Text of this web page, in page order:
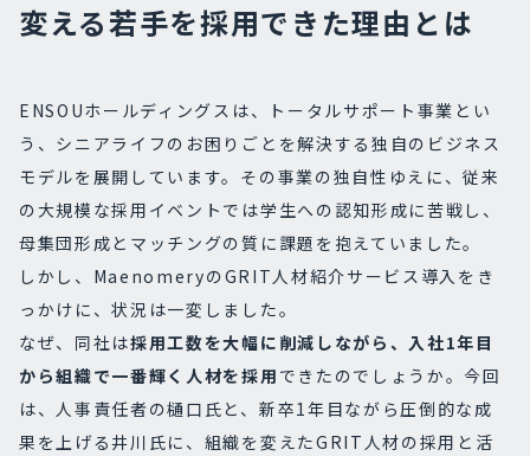
変える若手を採用できた理由とは
ENSOUホールディングスは、トータルサポート事業とい
う、シニアライフのお困りごとを解決する独自のビジネス
モデルを展開しています。その事業の独自性ゆえに、従来
の大規模な採用イベントでは学生への認知形成に苦戦し、
母集団形成とマッチングの質に課題を抱えていました。
しかし、MaenomeryのGRIT人材紹介サービス導入をき
っかけに、状況は一変しました。
なぜ、同社は採用工数を大幅に削減しながら、入社1年目
から組織で一番輝く人材を採用 できたのでしょうか。今回
は、人事責任者の樋口氏と、新卒1年目ながら圧倒的な成
果を上げる井川氏に、組織を変えたGRIT人材の採用と活